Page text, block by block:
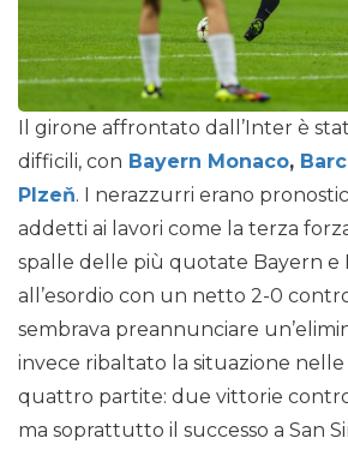
Il girone affrontato dall’Inter è
difficili, con Bayern Monaco,
Plzeň. I nerazzurri erano
addetti ai lavori come la terza
spalle delle più quotate Bayern e
all’esordio con un netto 2-0
sembrava preannunciare
invece ribaltato la situazione nelle
quattro partite: due vittorie
ma soprattutto il successo a San